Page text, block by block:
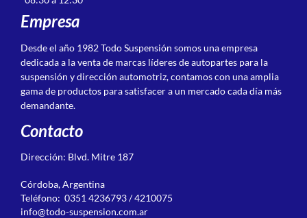
Empresa
Desde el año 1982 Todo Suspensión somos una empresa
dedicada a la venta de marcas líderes de autopartes para la
suspensión y dirección automotriz, contamos con una amplia
gama de productos para satisfacer a un mercado cada día más
demandante.
Contacto
Dirección: Blvd. Mitre 187
Córdoba, Argentina
Teléfono: 0351 4236793 / 4210075
info@todo-suspension.com.ar